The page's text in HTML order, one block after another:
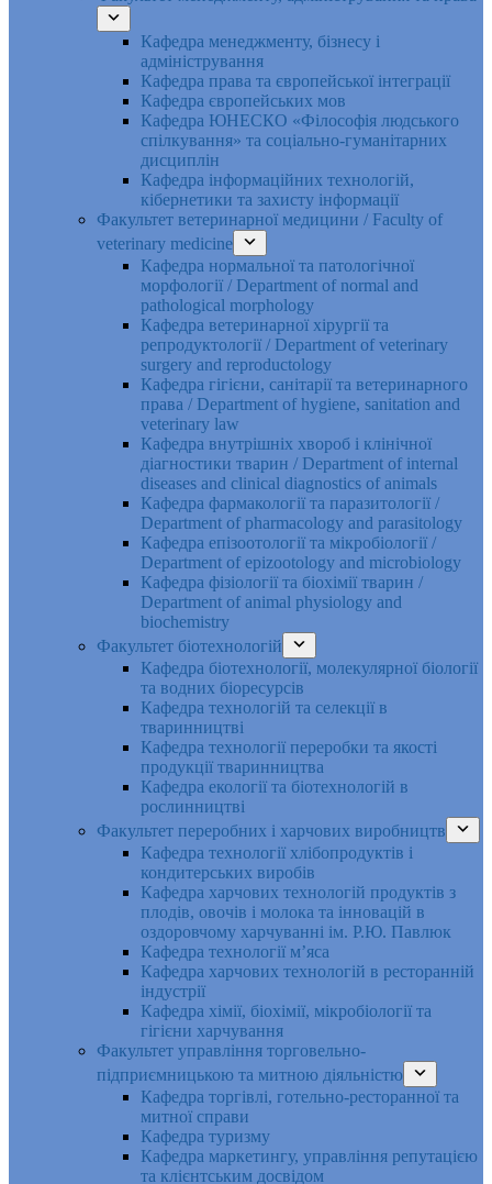
Кафедра менеджменту, бізнесу і
адміністрування
Кафедра права та європейської інтеграції
Кафедра європейських мов
Кафедра ЮНЕСКО «Філософія людського
спілкування» та соціально-гуманітарних
дисциплін
Кафедра інформаційних технологій,
кібернетики та захисту інформації
Факультет ветеринарної медицини / Faculty of
veterinary medicine
Кафедра нормальної та патологічної
морфології / Department of normal and
pathological morphology
Кафедра ветеринарної хірургії та
репродуктології / Department of veterinary
surgery and reproductology
Кафедра гігієни, санітарії та ветеринарного
права / Department of hygiene, sanitation and
veterinary law
Кафедра внутрішніх хвороб і клінічної
діагностики тварин / Department of internal
diseases and clinical diagnostics of animals
Кафедра фармакології та паразитології /
Department of pharmacology and parasitology
Кафедра епізоотології та мікробіології /
Department of epizootology and microbiology
Кафедра фізіології та біохімії тварин /
Department of animal physiology and
biochemistry
Факультет біотехнологій
Кафедра біотехнології, молекулярної біології
та водних біоресурсів
Кафедра технологій та селекції в
тваринництві
Кафедра технології переробки та якості
продукції тваринництва
Кафедра екології та біотехнологій в
рослинництві
Факультет переробних і харчових виробництв
Кафедра технології хлібопродуктів і
кондитерських виробів
Кафедра харчових технологій продуктів з
плодів, овочів і молока та інновацій в
оздоровчому харчуванні ім. Р.Ю. Павлюк
Кафедра технології м’яса
Кафедра харчових технологій в ресторанній
індустрії
Кафедра хімії, біохімії, мікробіології та
гігієни харчування
Факультет управління торговельно-
підприємницькою та митною діяльністю
Кафедра торгівлі, готельно-ресторанної та
митної справи
Кафедра туризму
Кафедра маркетингу, управління репутацією
та клієнтським досвідом